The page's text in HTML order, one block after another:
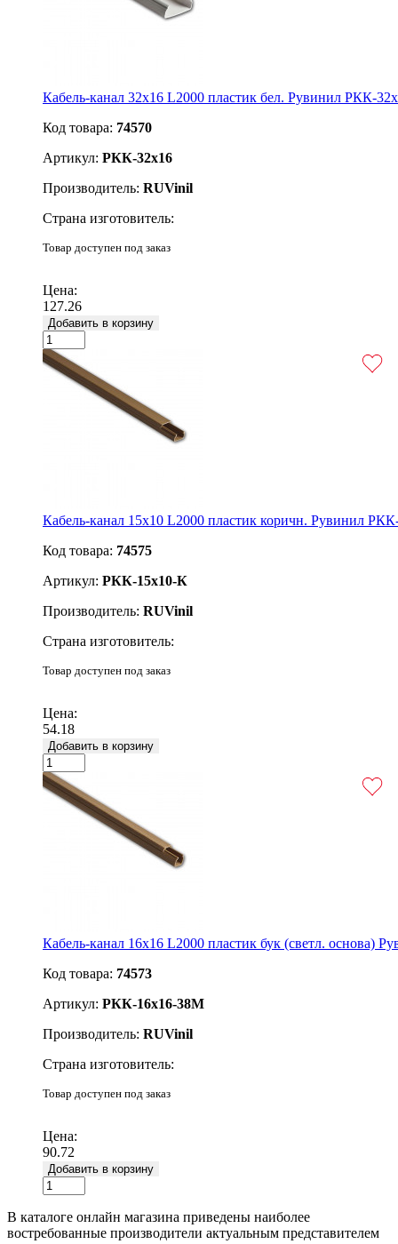
Кабель-канал 32х16 L2000 пластик бел. Рувинил РКК-
Код товара: 74570
Артикул: РКК-32х16
Производитель: RUVinil
Страна изготовитель:
Товар доступен под заказ
Цена:
127.26
Добавить в корзину
Кабель-канал 15х10 L2000 пластик коричн. Рувинил
Код товара: 74575
Артикул: РКК-15х10-К
Производитель: RUVinil
Страна изготовитель:
Товар доступен под заказ
Цена:
54.18
Добавить в корзину
Кабель-канал 16х16 L2000 пластик бук (светл. основа)
Код товара: 74573
Артикул: РКК-16х16-38М
Производитель: RUVinil
Страна изготовитель:
Товар доступен под заказ
Цена:
90.72
Добавить в корзину
В каталоге онлайн магазина приведены наиболее
востребованные производители актуальным представителем